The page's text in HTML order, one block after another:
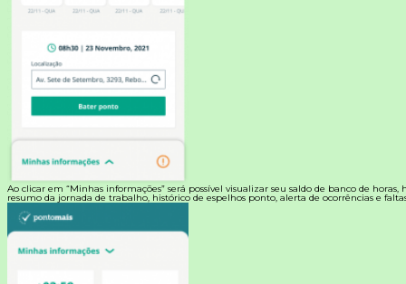
Ao clicar em “Minhas informações” será possível visualizar seu saldo de banco de horas,
resumo da jornada de trabalho, histórico de espelhos ponto, alerta de ocorrências e